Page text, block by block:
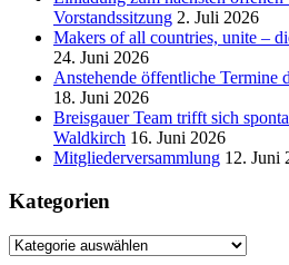
Vorstandssitzung 2. Juli 2026
Makers of all countries, unite –
24. Juni 2026
Anstehende öffentliche Termine
18. Juni 2026
Breisgauer Team trifft sich
Waldkirch 16. Juni 2026
Mitgliederversammlung 12. Juni
Kategorien
Kategorien